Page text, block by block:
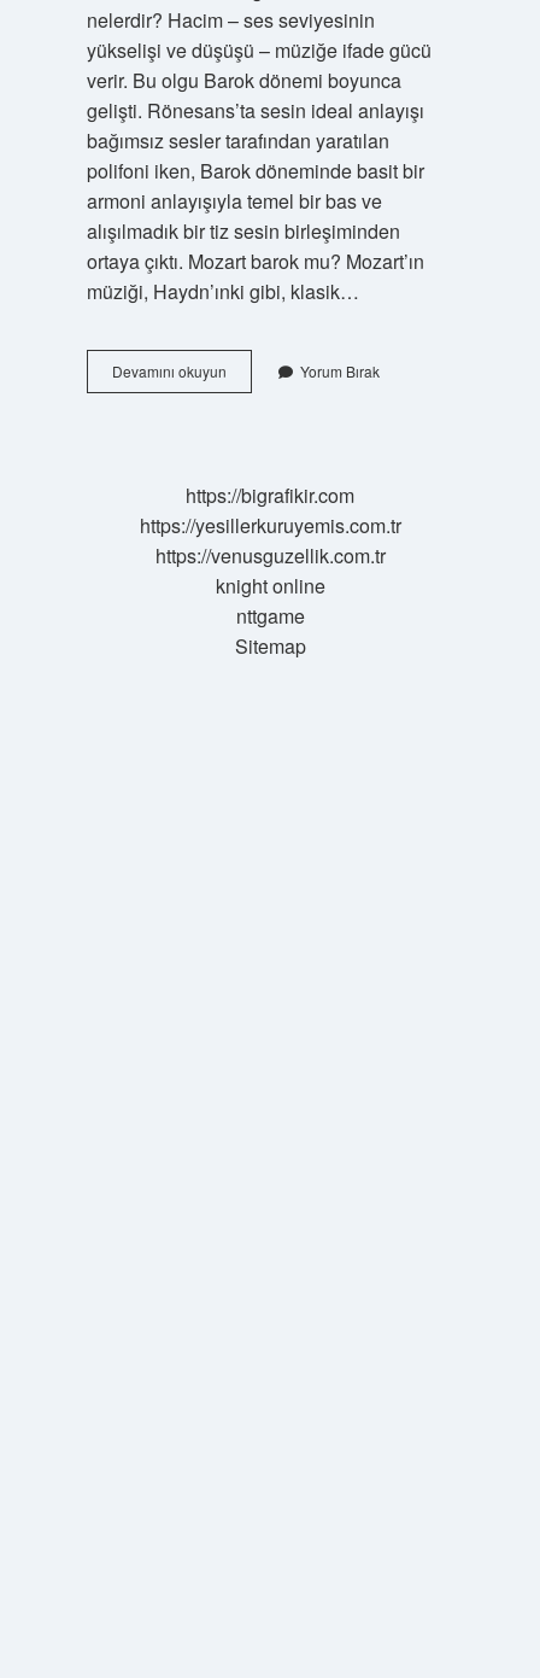
nelerdir? Hacim – ses seviyesinin
yükselişi ve düşüşü – müziğe ifade gücü
verir. Bu olgu Barok dönemi boyunca
gelişti. Rönesans’ta sesin ideal anlayışı
bağımsız sesler tarafından yaratılan
polifoni iken, Barok döneminde basit bir
armoni anlayışıyla temel bir bas ve
alışılmadık bir tiz sesin birleşiminden
ortaya çıktı. Mozart barok mu? Mozart’ın
müziği, Haydn’ınki gibi, klasik…
Devamını okuyunBarok
Dönem
Yorum Bırak
https://bigrafikir.com
https://yesillerkuruyemis.com.tr
https://venusguzellik.com.tr
knight online
nttgame
Sitemap